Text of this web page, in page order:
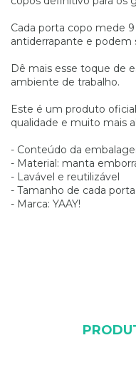
Cada porta copo mede
antiderrapante e podem
Dê mais esse toque de
ambiente de trabalho.
Este é um produto
qualidade e muito mais
- Conteúdo da
- Material: manta
- Lavável e reutilizável
- Tamanho de cada
- Marca: YAAY!